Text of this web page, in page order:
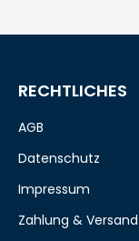
RECHTLICHES
AGB
Datenschutz
Impressum
Zahlung & Versand